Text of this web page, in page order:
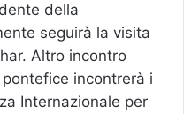
della
seguirà la visita
Altro incontro
incontrerà i
Internazionale per